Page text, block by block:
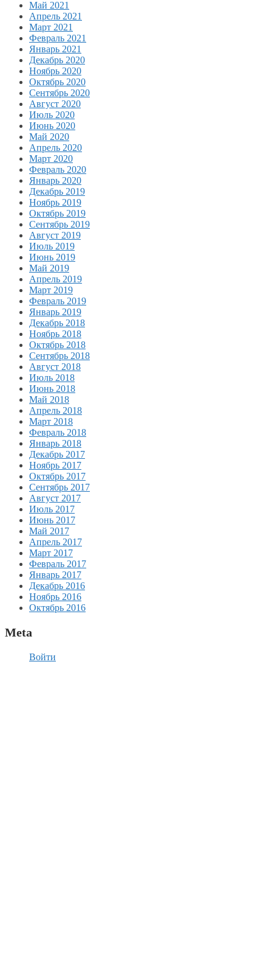
Май 2021
Апрель 2021
Март 2021
Февраль 2021
Январь 2021
Декабрь 2020
Ноябрь 2020
Октябрь 2020
Сентябрь 2020
Август 2020
Июль 2020
Июнь 2020
Май 2020
Апрель 2020
Март 2020
Февраль 2020
Январь 2020
Декабрь 2019
Ноябрь 2019
Октябрь 2019
Сентябрь 2019
Август 2019
Июль 2019
Июнь 2019
Май 2019
Апрель 2019
Март 2019
Февраль 2019
Январь 2019
Декабрь 2018
Ноябрь 2018
Октябрь 2018
Сентябрь 2018
Август 2018
Июль 2018
Июнь 2018
Май 2018
Апрель 2018
Март 2018
Февраль 2018
Январь 2018
Декабрь 2017
Ноябрь 2017
Октябрь 2017
Сентябрь 2017
Август 2017
Июль 2017
Июнь 2017
Май 2017
Апрель 2017
Март 2017
Февраль 2017
Январь 2017
Декабрь 2016
Ноябрь 2016
Октябрь 2016
Meta
Войти